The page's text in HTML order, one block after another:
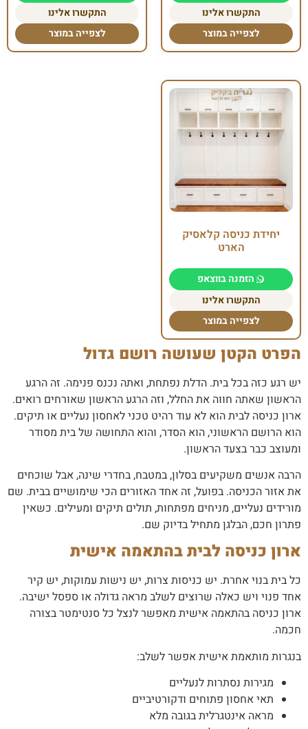
התקשרו אלינו
לצפייה במוצר
התקשרו אלינו
לצפייה במוצר
יחידת כניסה קלאסיק
הארט
הזמנה בווצאפ
התקשרו אלינו
לצפייה במוצר
הפרט הקטן שעושה רושם גדול
יש רגע כזה בכל בית. הדלת נפתחת, ואתה נכנס פנימה. זה הרגע
הראשון שאתה חווה את החלל, וזה הרגע הראשון שאורחים רואים.
ארון כניסה לבית הוא לא עוד רהיט טכני לאחסון נעליים או תיקים.
הוא הרושם הראשוני, הוא הסדר, והוא התחושה של בית מסודר
ומעוצב כבר בצעד הראשון.
הרבה אנשים משקיעים בסלון, במטבח, בחדרי שינה, אבל שוכחים
את אזור הכניסה. בפועל, זה אחד האזורים הכי שימושיים בבית. שם
מורידים נעליים, מניחים מפתחות, תולים תיקים ומעילים. כשאין
פתרון חכם, הבלגן מתחיל בדיוק שם.
ארון כניסה לבית בהתאמה אישית
כל בית בנוי אחרת. יש כניסות צרות, יש נישות עמוקות, יש קיר
אחד פנוי ויש כאלה שרוצים לשלב מראה גדולה או ספסל ישיבה.
ארון כניסה בהתאמה אישית מאפשר לנצל כל סנטימטר בצורה
חכמה.
בנגרות מותאמת אישית אפשר לשלב:
מגירות נסתרות לנעליים
תאי אחסון פתוחים ודקורטיביים
מראה אינטגרלית בגובה מלא